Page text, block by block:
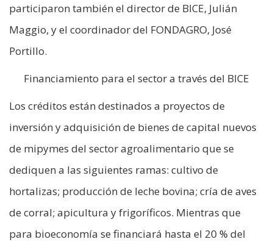
participaron también el director de BICE, Julián
Maggio, y el coordinador del FONDAGRO, José
Portillo.
Financiamiento para el sector a través del BICE
Los créditos están destinados a proyectos de
inversión y adquisición de bienes de capital nuevos
de mipymes del sector agroalimentario que se
dediquen a las siguientes ramas: cultivo de
hortalizas; producción de leche bovina; cría de aves
de corral; apicultura y frigoríficos. Mientras que
para bioeconomía se financiará hasta el 20 % del